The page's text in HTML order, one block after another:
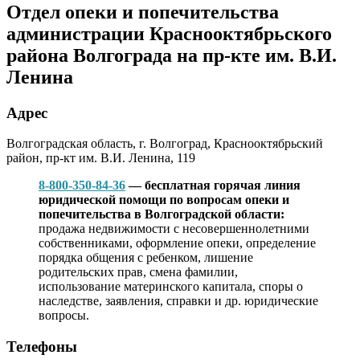
Отдел опеки и попечительства
администрации Краснооктябрьского
района Волгограда на пр-кте им. В.И.
Ленина
Адрес
Волгоградская область, г. Волгоград, Краснооктябрьский
район, пр-кт им. В.И. Ленина, 119
8-800-350-84-36— бесплатная горячая линия
юридической помощи по вопросам опеки и
попечительства в Волгоградской области:
продажа недвижимости с несовершеннолетними
собственниками, оформление опеки, определение
порядка общения с ребенком, лишение
родительских прав, смена фамилии,
использование материнского капитала, споры о
наследстве, заявления, справки и др. юридические
вопросы.
Телефоны